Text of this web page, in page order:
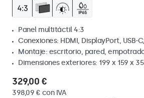
Panel multitáctil 4:3
Conexiones: HDMI, DisplayPort, USB-
Montaje: escritorio, pared,
Dimensiones exteriores: 199 x 159 x
329,00 €
398,09 € con IVA